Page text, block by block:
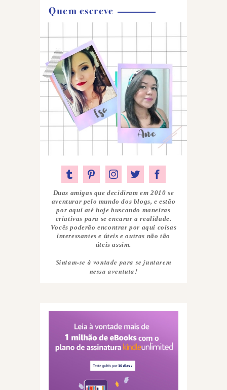
Quem escreve
Duas amigas que decidiram em 2010 se
aventurar pelo mundo dos blogs, e estão
por aqui até hoje buscando maneiras
criativas para se encarar a realidade.
Vocês poderão encontrar por aqui coisas
interessantes e úteis e outras não tão
úteis assim.
Sintam-se à vontade para se juntarem
nessa aventuta!